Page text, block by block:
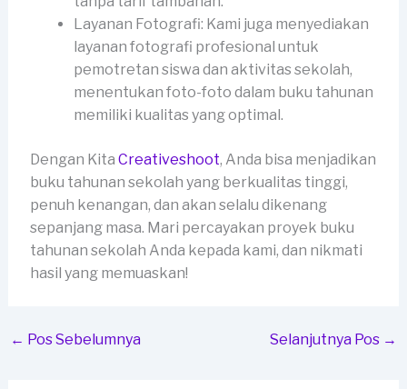
Layanan Fotografi: Kami juga menyediakan
layanan fotografi profesional untuk
pemotretan siswa dan aktivitas sekolah,
menentukan foto-foto dalam buku tahunan
memiliki kualitas yang optimal.
Dengan Kita Creativeshoot, Anda bisa menjadikan
buku tahunan sekolah yang berkualitas tinggi,
penuh kenangan, dan akan selalu dikenang
sepanjang masa. Mari percayakan proyek buku
tahunan sekolah Anda kepada kami, dan nikmati
hasil yang memuaskan!
← Pos Sebelumnya Selanjutnya Pos →